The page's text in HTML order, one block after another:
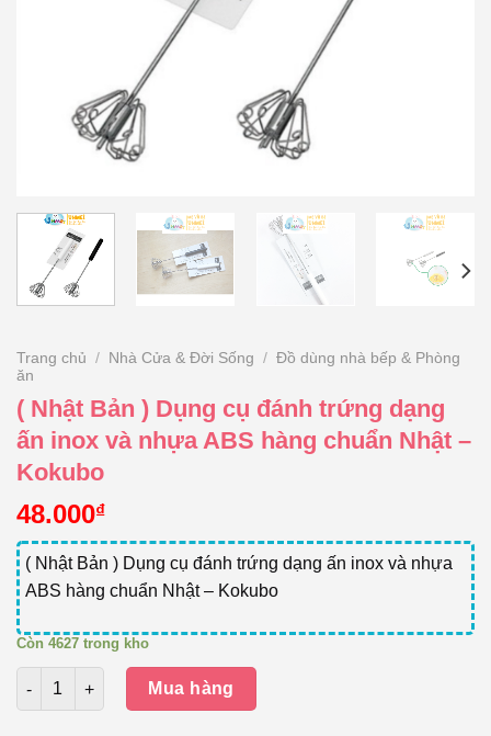
Trang chủ / Nhà Cửa & Đời Sống / Đồ dùng nhà bếp & Phòng
ăn
( Nhật Bản ) Dụng cụ đánh trứng dạng
ấn inox và nhựa ABS hàng chuẩn Nhật –
Kokubo
48.000₫
( Nhật Bản ) Dụng cụ đánh trứng dạng ấn inox và nhựa
ABS hàng chuẩn Nhật – Kokubo
Còn 4627 trong kho
Số lượng
Mua hàng